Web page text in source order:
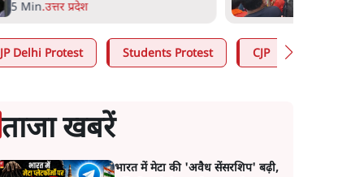
5 Min.उत्तर प्रदेश
Delhi Protest Students Protest CJP
ताजा खबरें
भारत में मेटा की 'अवैध सेंसरशिप' बढ़ी,